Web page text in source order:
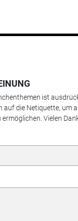
ist
auf die Netiquette, um
Vielen